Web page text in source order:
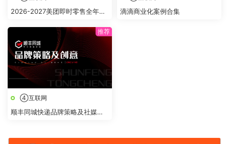
2026-2027美团即时零售全年节
滴滴商业化案例合集
④互联网
顺丰同城快递品牌策略及社媒创